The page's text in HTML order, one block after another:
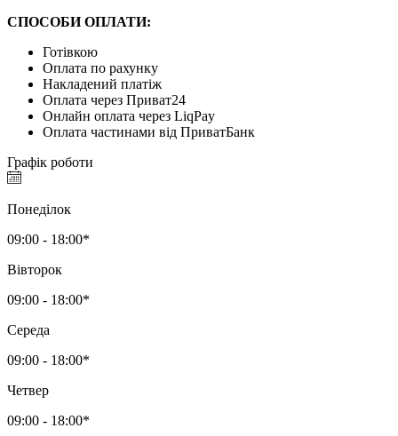
СПОСОБИ ОПЛАТИ:
Готівкою
Оплата по рахунку
Накладений платіж
Оплата через Приват24
Онлайн оплата через LiqPay
Оплата частинами від ПриватБанк
Графік роботи
Понеділок
09:00 - 18:00*
Вівторок
09:00 - 18:00*
Середа
09:00 - 18:00*
Четвер
09:00 - 18:00*